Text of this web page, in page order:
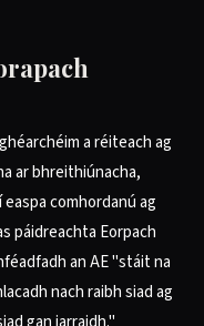
a réiteach ag
ar bhreithiúnacha,
comhordanú ag
páidreachta Eorpach
an AE "stáit na
nach raibh siad ag